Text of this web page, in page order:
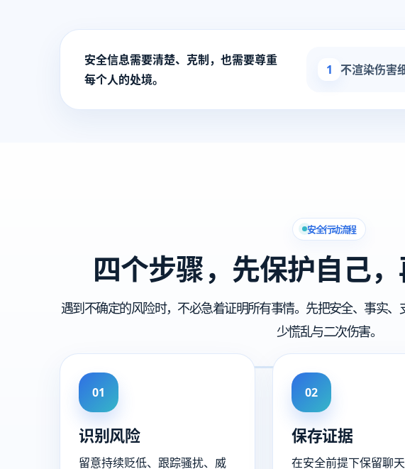
安全信息需要清楚、克制，也需要尊重
每个人的处境。
1 不渲染伤害
安全行动流程
四个步骤，先保护自己
遇到不确定的风险时，不必急着证明所有事情。先把安全、事实
少慌乱与二次伤害。
01
识别风险
留意持续贬低、跟踪骚扰、威
02
保存证据
在安全前提下保留聊天